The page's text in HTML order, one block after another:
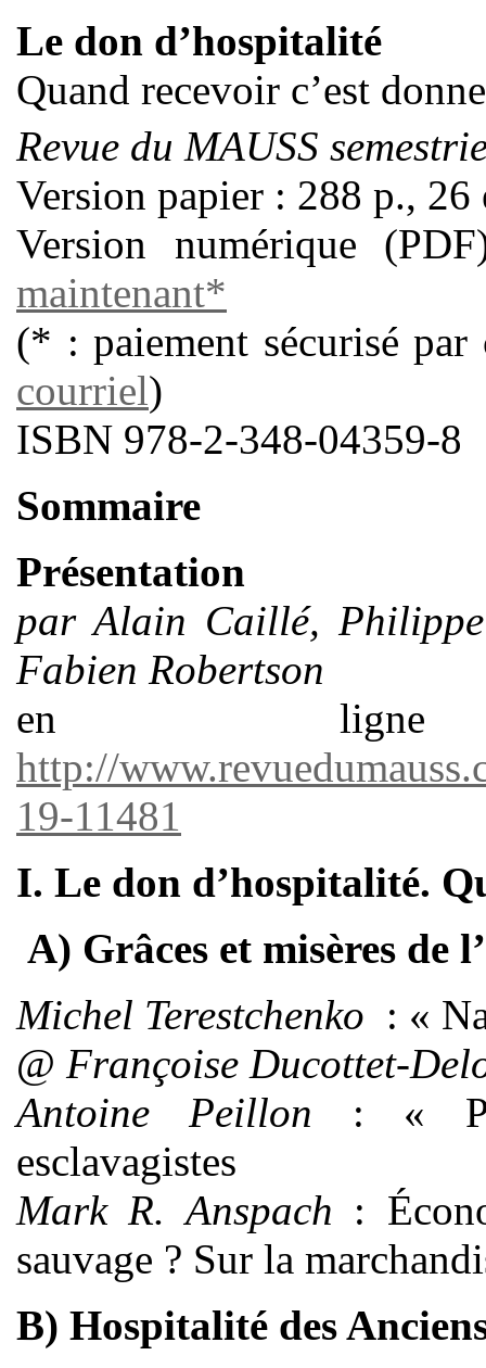
Le don d’hospitalité
Quand recevoir c’est
Revue du MAUSS
Version papier : 288 p., 26
Version numérique
maintenant*
(* : paiement sécurisé
courriel)
ISBN 978-2-348-04359-8
Sommaire
Présentation
par Alain Caillé,
Fabien Robertson
en
http://
19-11481
I. Le don d’hospitalité.
A) Grâces et misères de
Michel Terestchenko : «
@ Françoise Ducottet-
Antoine Peillon : «
esclavagistes
Mark R. Anspach :
sauvage ? Sur la
B) Hospitalité des